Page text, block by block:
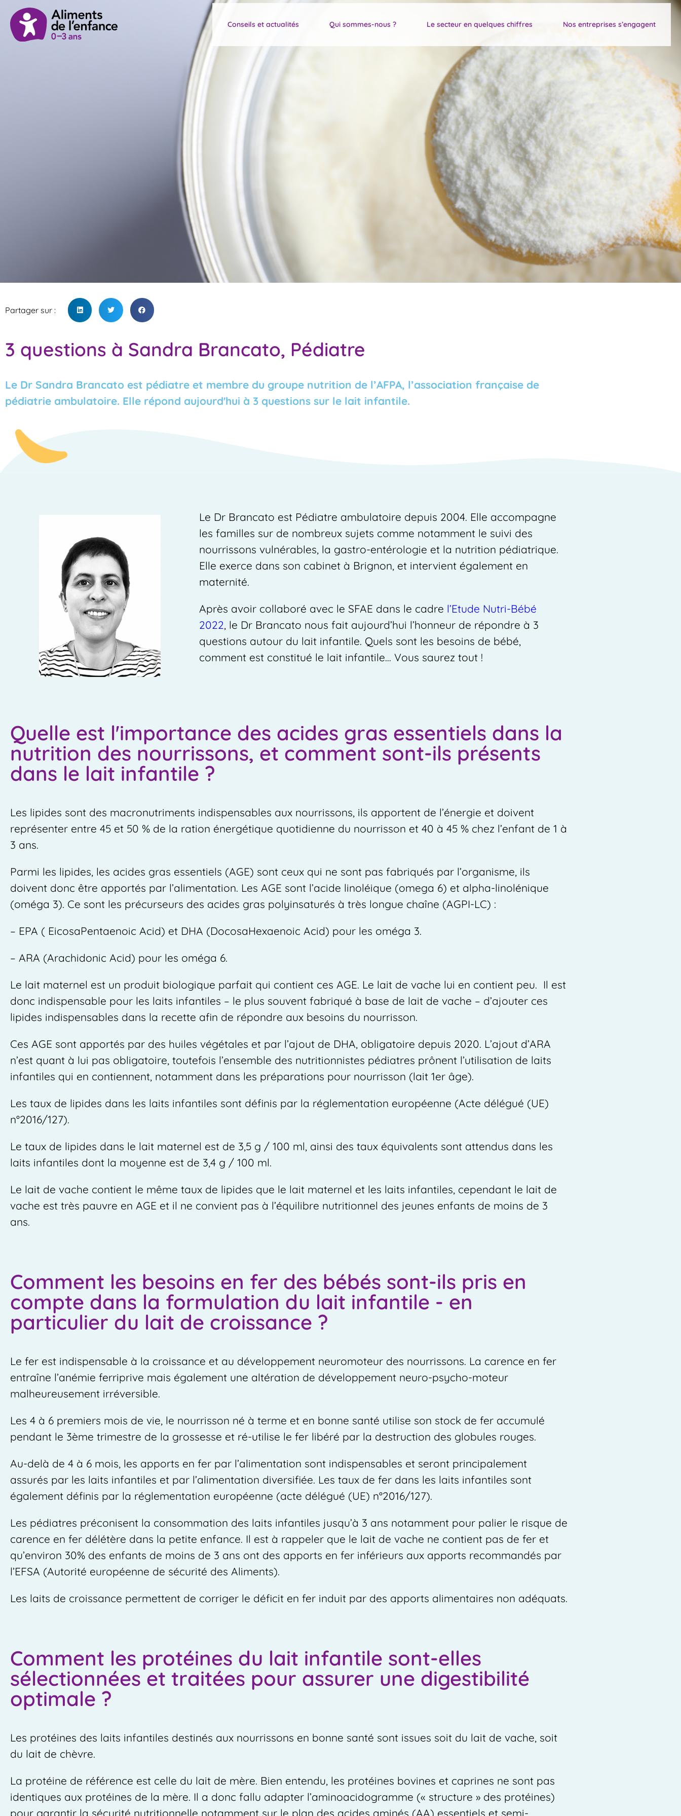
Conseils et actualités Qui sommes-nous ? Le secteur en quelques chiffres Nos entreprises s’engagent
Partager sur :
3 questions à Sandra Brancato, Pédiatre
Le Dr Sandra Brancato est pédiatre et membre du groupe nutrition de l’AFPA, l’association française de
pédiatrie ambulatoire. Elle répond aujourd'hui à 3 questions sur le lait infantile.
Le Dr Brancato est Pédiatre ambulatoire depuis 2004. Elle accompagne
les familles sur de nombreux sujets comme notamment le suivi des
nourrissons vulnérables, la gastro-entérologie et la nutrition pédiatrique.
Elle exerce dans son cabinet à Brignon, et intervient également en
maternité.
Après avoir collaboré avec le SFAE dans le cadre l’Etude Nutri-Bébé
2022, le Dr Brancato nous fait aujourd’hui l’honneur de répondre à 3
questions autour du lait infantile. Quels sont les besoins de bébé,
comment est constitué le lait infantile… Vous saurez tout !
Quelle est l'importance des acides gras essentiels dans la
nutrition des nourrissons, et comment sont-ils présents
dans le lait infantile ?
Les lipides sont des macronutriments indispensables aux nourrissons, ils apportent de l’énergie et doivent
représenter entre 45 et 50 % de la ration énergétique quotidienne du nourrisson et 40 à 45 % chez l’enfant de 1 à
3 ans.
Parmi les lipides, les acides gras essentiels (AGE) sont ceux qui ne sont pas fabriqués par l’organisme, ils
doivent donc être apportés par l’alimentation. Les AGE sont l’acide linoléique (omega 6) et alpha-linolénique
(oméga 3). Ce sont les précurseurs des acides gras polyinsaturés à très longue chaîne (AGPI-LC) :
– EPA ( EicosaPentaenoic Acid) et DHA (DocosaHexaenoic Acid) pour les oméga 3.
– ARA (Arachidonic Acid) pour les oméga 6.
Le lait maternel est un produit biologique parfait qui contient ces AGE. Le lait de vache lui en contient peu. Il est
donc indispensable pour les laits infantiles – le plus souvent fabriqué à base de lait de vache – d’ajouter ces
lipides indispensables dans la recette afin de répondre aux besoins du nourrisson.
Ces AGE sont apportés par des huiles végétales et par l’ajout de DHA, obligatoire depuis 2020. L’ajout d’ARA
n’est quant à lui pas obligatoire, toutefois l’ensemble des nutritionnistes pédiatres prônent l’utilisation de laits
infantiles qui en contiennent, notamment dans les préparations pour nourrisson (lait 1er âge).
Les taux de lipides dans les laits infantiles sont définis par la réglementation européenne (Acte délégué (UE)
n°2016/127).
Le taux de lipides dans le lait maternel est de 3,5 g / 100 ml, ainsi des taux équivalents sont attendus dans les
laits infantiles dont la moyenne est de 3,4 g / 100 ml.
Le lait de vache contient le même taux de lipides que le lait maternel et les laits infantiles, cependant le lait de
vache est très pauvre en AGE et il ne convient pas à l’équilibre nutritionnel des jeunes enfants de moins de 3
ans.
Comment les besoins en fer des bébés sont-ils pris en
compte dans la formulation du lait infantile - en
particulier du lait de croissance ?
Le fer est indispensable à la croissance et au développement neuromoteur des nourrissons. La carence en fer
entraîne l’anémie ferriprive mais également une altération de développement neuro-psycho-moteur
malheureusement irréversible.
Les 4 à 6 premiers mois de vie, le nourrisson né à terme et en bonne santé utilise son stock de fer accumulé
pendant le 3ème trimestre de la grossesse et ré-utilise le fer libéré par la destruction des globules rouges.
Au-delà de 4 à 6 mois, les apports en fer par l’alimentation sont indispensables et seront principalement
assurés par les laits infantiles et par l’alimentation diversifiée. Les taux de fer dans les laits infantiles sont
également définis par la réglementation européenne (acte délégué (UE) n°2016/127).
Les pédiatres préconisent la consommation des laits infantiles jusqu’à 3 ans notamment pour palier le risque de
carence en fer délétère dans la petite enfance. Il est à rappeler que le lait de vache ne contient pas de fer et
qu’environ 30% des enfants de moins de 3 ans ont des apports en fer inférieurs aux apports recommandés par
l’EFSA (Autorité européenne de sécurité des Aliments).
Les laits de croissance permettent de corriger le déficit en fer induit par des apports alimentaires non adéquats.
Comment les protéines du lait infantile sont-elles
sélectionnées et traitées pour assurer une digestibilité
optimale ?
Les protéines des laits infantiles destinés aux nourrissons en bonne santé sont issues soit du lait de vache, soit
du lait de chèvre.
La protéine de référence est celle du lait de mère. Bien entendu, les protéines bovines et caprines ne sont pas
identiques aux protéines de la mère. Il a donc fallu adapter l’aminoacidogramme (« structure » des protéines)
pour garantir la sécurité nutritionnelle notamment sur le plan des acides aminés (AA) essentiels et semi-